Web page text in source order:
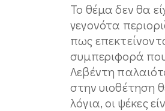
Το θέμα δεν θα
γεγονότα
πως
συμπεριφορά
Λεβέντη
στην υιοθέτηση
λόγια, οι ψέκες